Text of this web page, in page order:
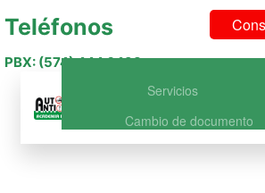
Teléfonos
PBX: (574) 444 6493
Servicios
Cambio de documento
Curso de Conducción